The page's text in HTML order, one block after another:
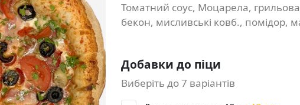
Томатний соус, Моцарела,
бекон, мисливські ковб., помідор,
Добавки до піци
Виберіть до 7 варіантів